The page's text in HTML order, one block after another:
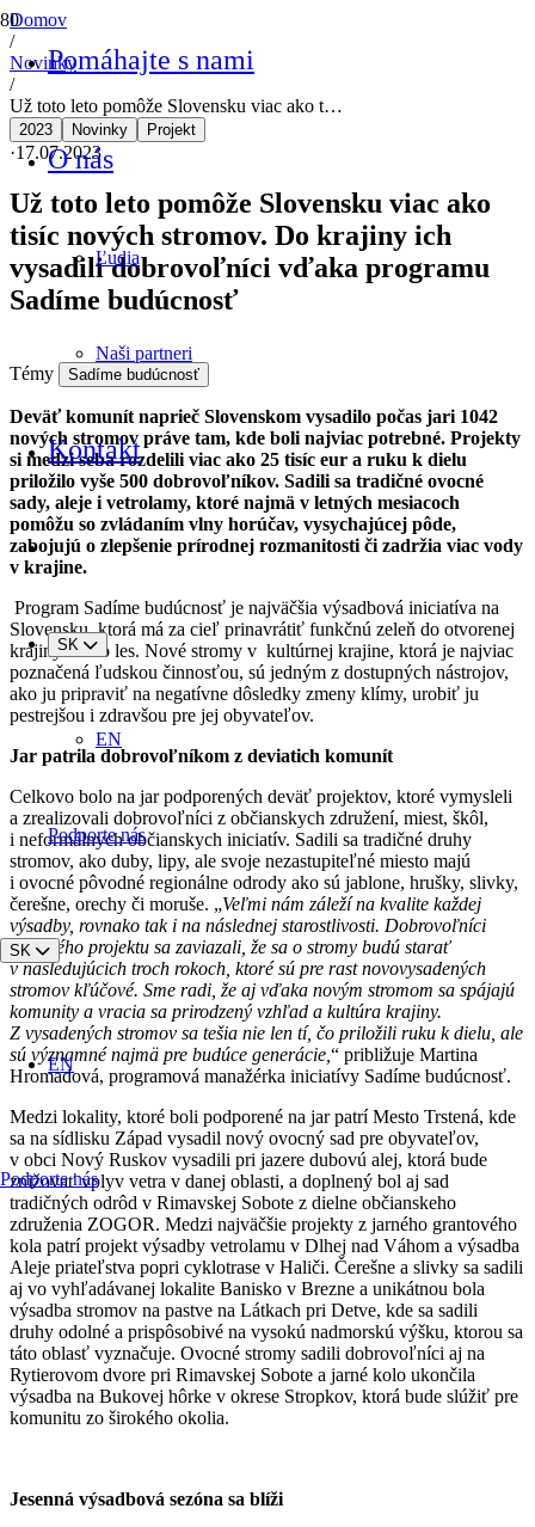
Pomáhajte s nami
O nás
Ľudia
Naši partneri
Kontakt
SK
EN
Podporte nás
SK
EN
Podporte nás
Domov
/
Novinky
/
Už toto leto pomôže Slovensku viac ako t…
2023 Novinky Projekt
·17.07.2023
Už toto leto pomôže Slovensku viac ako
tisíc nových stromov. Do krajiny ich
vysadili dobrovoľníci vďaka programu
Sadíme budúcnosť
Témy Sadíme budúcnosť
Deväť komunít naprieč Slovenskom vysadilo počas jari 1042
nových stromov práve tam, kde boli najviac potrebné. Projekty
si medzi seba rozdelili viac ako 25 tisíc eur a ruku k dielu
priložilo vyše 500 dobrovoľníkov. Sadili sa tradičné ovocné
sady, aleje i vetrolamy, ktoré najmä v letných mesiacoch
pomôžu so zvládaním vlny horúčav, vysychajúcej pôde,
zabojujú o zlepšenie prírodnej rozmanitosti či zadržia viac vody
v krajine.
Program Sadíme budúcnosť je najväčšia výsadbová iniciatíva na
Slovensku, ktorá má za cieľ prinavrátiť funkčnú zeleň do otvorenej
krajiny mimo les. Nové stromy v kultúrnej krajine, ktorá je najviac
poznačená ľudskou činnosťou, sú jedným z dostupných nástrojov,
ako ju pripraviť na negatívne dôsledky zmeny klímy, urobiť ju
pestrejšou i zdravšou pre jej obyvateľov.
Jar patrila dobrovoľníkom z deviatich komunít
Celkovo bolo na jar podporených deväť projektov, ktoré vymysleli
a zrealizovali dobrovoľníci z občianskych združení, miest, škôl,
i neformálnych občianskych iniciatív. Sadili sa tradičné druhy
stromov, ako duby, lipy, ale svoje nezastupiteľné miesto majú
i ovocné pôvodné regionálne odrody ako sú jablone, hrušky, slivky,
čerešne, orechy či moruše. „Veľmi nám záleží na kvalite každej
výsadby, rovnako tak i na následnej starostlivosti. Dobrovoľníci
z každého projektu sa zaviazali, že sa o stromy budú starať
v nasledujúcich troch rokoch, ktoré sú pre rast novovysadených
stromov kľúčové. Sme radi, že aj vďaka novým stromom sa spájajú
komunity a vracia sa prirodzený vzhľad a kultúra krajiny.
Z vysadených stromov sa tešia nie len tí, čo priložili ruku k dielu, ale
sú významné najmä pre budúce generácie, “ približuje Martina
Hromadová, programová manažérka iniciatívy Sadíme budúcnosť.
Medzi lokality, ktoré boli podporené na jar patrí Mesto Trstená, kde
sa na sídlisku Západ vysadil nový ovocný sad pre obyvateľov,
v obci Nový Ruskov vysadili pri jazere dubovú alej, ktorá bude
znižovať vplyv vetra v danej oblasti, a doplnený bol aj sad
tradičných odrôd v Rimavskej Sobote z dielne občianskeho
združenia ZOGOR. Medzi najväčšie projekty z jarného grantového
kola patrí projekt výsadby vetrolamu v Dlhej nad Váhom a výsadba
Aleje priateľstva popri cyklotrase v Haliči. Čerešne a slivky sa sadili
aj vo vyhľadávanej lokalite Banisko v Brezne a unikátnou bola
výsadba stromov na pastve na Látkach pri Detve, kde sa sadili
druhy odolné a prispôsobivé na vysokú nadmorskú výšku, ktorou sa
táto oblasť vyznačuje. Ovocné stromy sadili dobrovoľníci aj na
Rytierovom dvore pri Rimavskej Sobote a jarné kolo ukončila
výsadba na Bukovej hôrke v okrese Stropkov, ktorá bude slúžiť pre
komunitu zo širokého okolia.
Jesenná výsadbová sezóna sa blíži